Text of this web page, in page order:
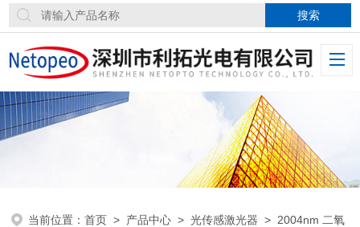
当前位置：首页 > 产品中心 >光传感激光器 > 2004nm 二氧